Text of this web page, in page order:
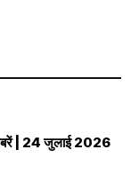
| 24 जुलाई 2026